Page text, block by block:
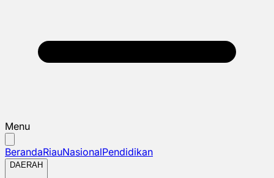
Menu
BerandaRiauNasionalPendidikan
DAERAH